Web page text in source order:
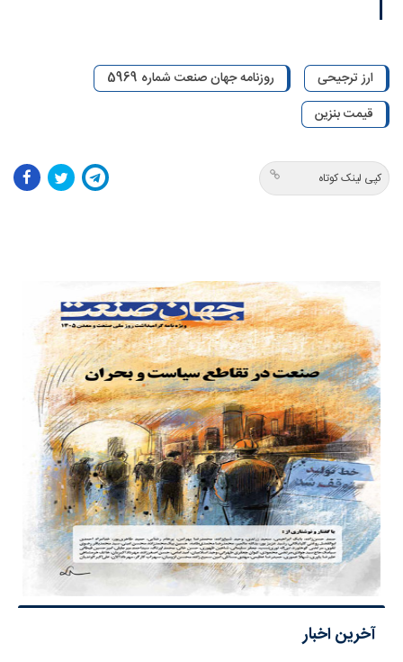
ارز ترجیحی
روزنامه جهان صنعت شماره 5969
قیمت بنزین
کپی لینک کوتاه
آخرین اخبار